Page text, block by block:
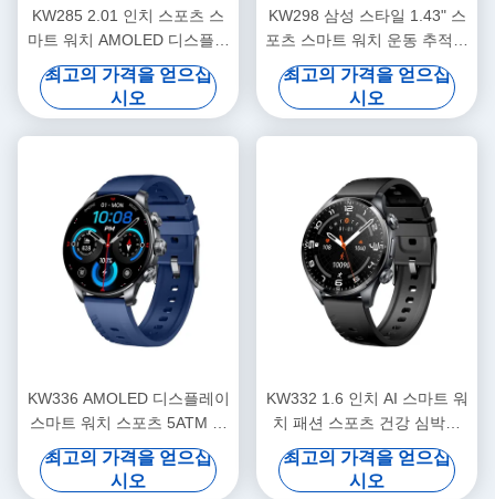
KW285 2.01 인치 스포츠 스
마트 워치 AMOLED 디스플레
이 피트니스 추적기 가벼운 운
동용 스마트 워치
최고의 가격을 얻으십
시오
KW298 삼성 스타일 1.43" 스
포츠 스마트 워치 운동 추적기
진크 합금 물질
최고의 가격을 얻으십
시오
KW336 AMOLED 디스플레이
스마트 워치 스포츠 5ATM 스
마트 워치
최고의 가격을 얻으십
시오
KW332 1.6 인치 AI 스마트 워
치 패션 스포츠 건강 심박수
스마트 워치
최고의 가격을 얻으십
시오